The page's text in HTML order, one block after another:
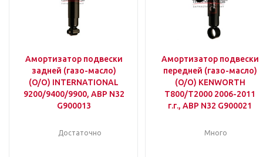
Амортизатор подвески
задней (газо-масло)
(O/O) INTERNATIONAL
9200/9400/9900, ABP N32
G900013
Достаточно
Амортизатор подвески
передней (газо-масло)
(O/O) KENWORTH
T800/T2000 2006-2011
г.г., ABP N32 G900021
Много